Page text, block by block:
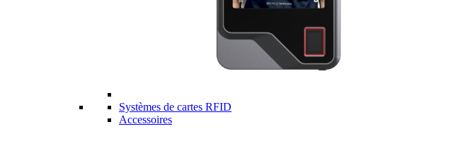
Systèmes de cartes RFID
Accessoires